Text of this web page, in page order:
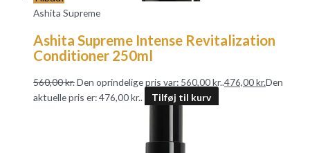
Ashita Supreme
Ashita Supreme Intense Revitalization
Conditioner 250ml
560,00kr.Den oprindelige pris var: 560,00 kr..476,00kr.Den
aktuelle pris er: 476,00 kr..
Tilføj til kurv